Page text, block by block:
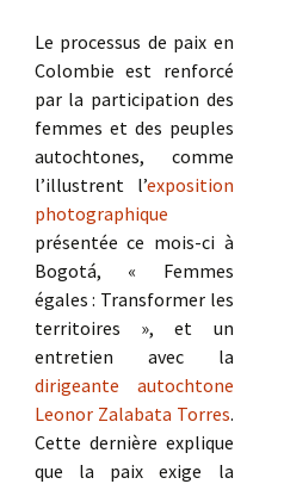
Le processus de paix en
Colombie est renforcé
par la participation des
femmes et des peuples
autochtones, comme
l’illustrent l’exposition
photographique
présentée ce mois-ci à
Bogotá, « Femmes
égales : Transformer les
territoires », et un
entretien avec la
dirigeante autochtone
Leonor Zalabata Torres.
Cette dernière explique
que la paix exige la